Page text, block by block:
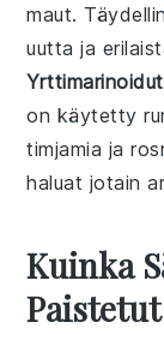
maut.
uutta ja
on käytetty
timjamia ja
haluat jotain
Kuinka